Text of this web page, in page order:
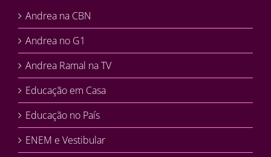
Andrea na CBN
Andrea no G1
Andrea Ramal na TV
Educação em Casa
Educação no País
ENEM e Vestibular